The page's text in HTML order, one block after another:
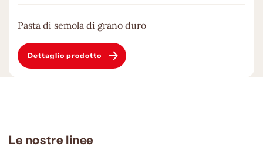
Pasta di semola di grano duro
Dettaglio prodotto
Le nostre linee